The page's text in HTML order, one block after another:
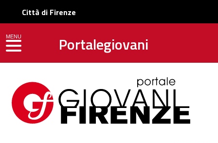
Città di Firenze
Portalegiovani
MENU
toggle navigation